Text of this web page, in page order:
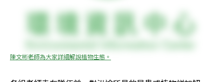
陳文彬老師為大家詳細解說植物生態。